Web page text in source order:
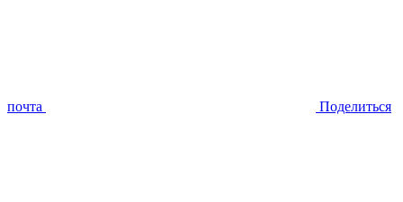
почта Поделиться